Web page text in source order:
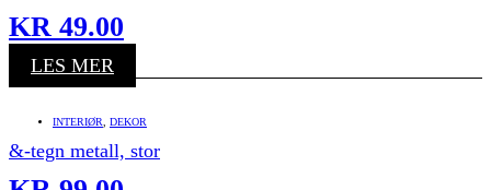
KR 49.00
LES MER
INTERIØR DEKOR
&-tegn metall, stor